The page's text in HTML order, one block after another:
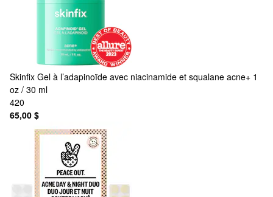
Skinfix Gel à l’adapinoïde avec niacinamide et squalane acne+ 1
oz / 30 ml
420
65,00 $